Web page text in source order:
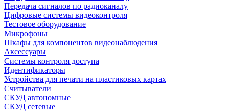
Передача сигналов по радиоканалу
Цифровые системы видеоконтроля
Тестовое оборудование
Микрофоны
Шкафы для компонентов видеонаблюдения
Аксессуары
Системы контроля доступа
Идентификаторы
Устройства для печати на пластиковых картах
Считыватели
СКУД автономные
СКУД сетевые